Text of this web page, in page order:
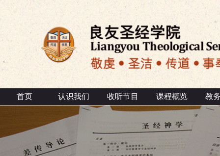
首页 认识我们 收听节目 课程概览 教